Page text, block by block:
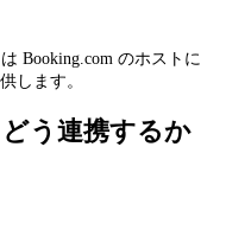
Booking.com のホストに
します。
う連携するか